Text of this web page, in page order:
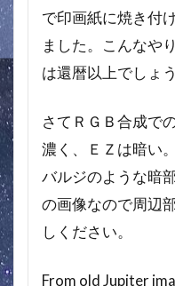
で印画紙に焼き付
ました。こんなや
は還暦以上でしょ
さてＲＧＢ合成で
濃く、ＥＺは暗い
バルジのような暗
の画像なので周辺
しください。
From old Jupiter